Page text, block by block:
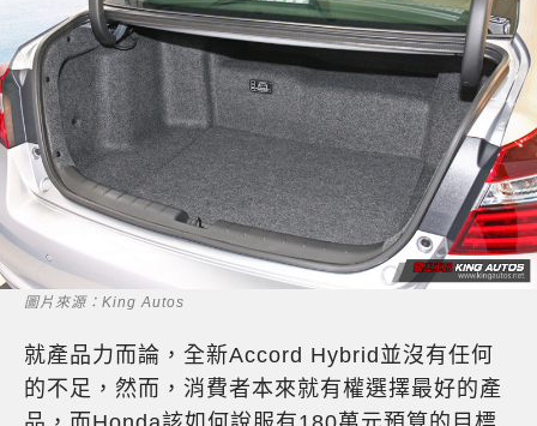
圖片來源：King Autos
就產品力而論，全新Accord Hybrid並沒有任何
的不足，然而，消費者本來就有權選擇最好的產